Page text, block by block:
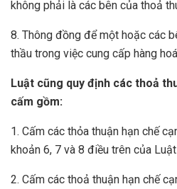
không phải là các bên của thoả
8. Thông đồng để một hoặc các
thầu trong việc cung cấp hàng
Luật cũng quy định các thoả
cấm gồm:
1. Cấm các thỏa thuận hạn chế
khoản 6, 7 và 8 điều trên của
2. Cấm các thoả thuận hạn chế